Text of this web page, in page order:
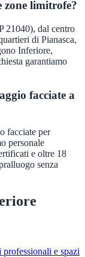
zone limitrofe?
21040), dal centro
di Pianasca,
Inferiore,
garantiamo
facciate a
facciate per
personale
e oltre 18
senza
e spazi